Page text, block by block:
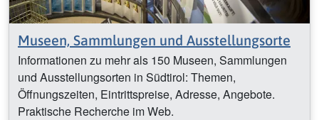
Museen, Sammlungen und Ausstellungsorte
Informationen zu mehr als 150 Museen, Sammlungen
und Ausstellungsorten in Südtirol: Themen,
Öffnungszeiten, Eintrittspreise, Adresse, Angebote.
Praktische Recherche im Web.